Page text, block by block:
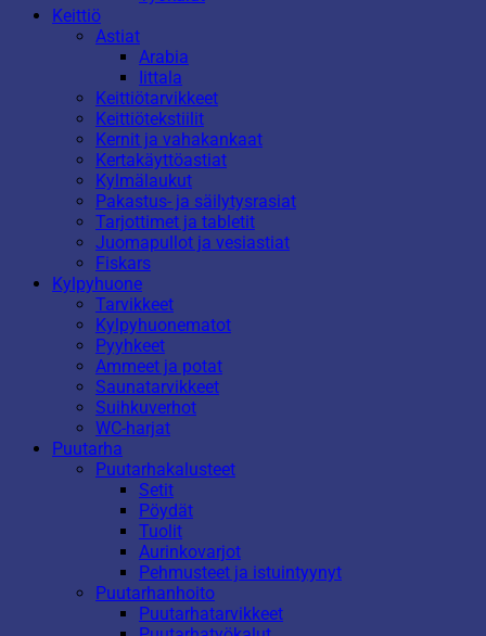
Keittiö
Astiat
Arabia
Iittala
Keittiötarvikkeet
Keittiötekstiilit
Kernit ja vahakankaat
Kertakäyttöastiat
Kylmälaukut
Pakastus- ja säilytysrasiat
Tarjottimet ja tabletit
Juomapullot ja vesiastiat
Fiskars
Kylpyhuone
Tarvikkeet
Kylpyhuonematot
Pyyhkeet
Ammeet ja potat
Saunatarvikkeet
Suihkuverhot
WC-harjat
Puutarha
Puutarhakalusteet
Setit
Pöydät
Tuolit
Aurinkovarjot
Pehmusteet ja istuintyynyt
Puutarhanhoito
Puutarhatarvikkeet